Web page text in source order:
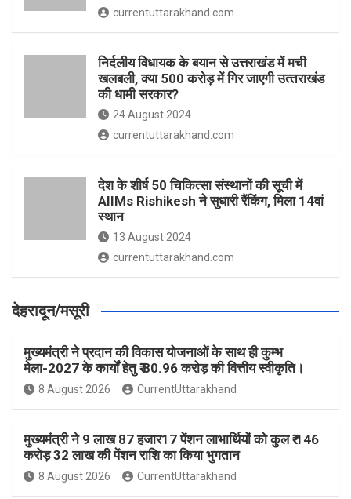
currentuttarakhand.com
निर्दलीय विधायक के बयान से उत्तराखंड में मची
खलबली, क्‍या 500 करोड़ में गिर जाएगी उत्‍तराखंड
की धामी सरकार?
24 August 2024
currentuttarakhand.com
देश के शीर्ष 50 चिकित्सा संस्थानों की सूची में
AIIMs Rishikesh ने सुधारी रैंकिंग, मिला 14वां
स्थान
13 August 2024
currentuttarakhand.com
देहरादून/मसूरी
मुख्यमंत्री ने प्रदान की विकास योजनाओं के साथ ही कुम्भ
मेला-2027 के कार्यों हेतु ₹ 80.96 करोड़ की वित्तीय स्वीकृति।
8 August 2026 CurrentUttarakhand
मुख्यमंत्री ने 9 लाख 87 हजार17 पेंशन लाभार्थियों को कुल ₹ 146
करोड़ 32 लाख की पेंशन राशि का किया भुगतान
8 August 2026 CurrentUttarakhand